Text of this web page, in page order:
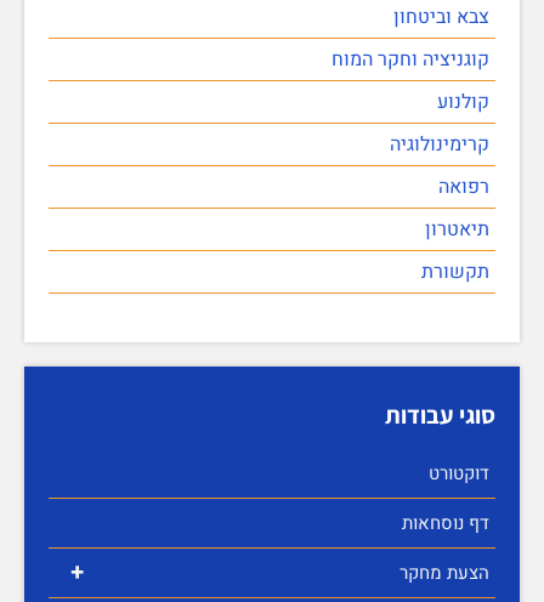
צבא וביטחון
קוגניציה וחקר המוח
קולנוע
קרימינולוגיה
רפואה
תיאטרון
תקשורת
סוגי עבודות
דוקטורט
דף נוסחאות
+ הצעת מחקר